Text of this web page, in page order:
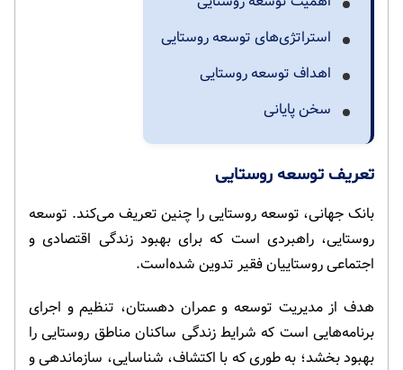
استراتژی‌های توسعه روستایی
اهداف توسعه روستایی
سخن پایانی
تعریف توسعه روستایی
بانک جهانی، توسعه روستایی را چنین تعریف می‌کند. توسعه
روستایی، راهبردی است که برای بهبود زندگی اقتصادی و
اجتماعی روستاییان فقیر تدوین شده‌است.
هدف از مدیریت توسعه و عمران دهستان، تنظیم و اجرای
برنامه‌هایی است که شرایط زندگی ساکنان مناطق روستایی را
بهبود بخشد؛ به طوری که با اکتشاف، شناسایی، سازماندهی و